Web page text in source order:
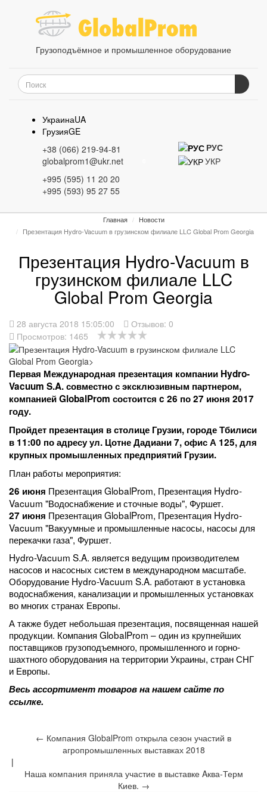
Грузоподъёмное и промышленное оборудование
УкраинаUA
ГрузияGE
+38 (066) 219-94-81
globalprom1@ukr.net
+995 (595) 11 20 20
+995 (593) 95 27 55
РУС
УКР
Главная
Новости
Презентация Hydro-Vacuum в грузинском филиале LLC Global Prom Georgia
Презентация Hydro-Vacuum в
грузинском филиале LLC
Global Prom Georgia
28 августа 2018 15:05:00 Отзывов: 0
Просмотров: 1465
Первая Международная презентация компании Hydro-
Vacuum S.A. совместно с эксклюзивным партнером,
компанией GlobalProm состоится c 26 по 27 июня 2017
году.
Пройдет презентация в столице Грузии, городе Тбилиси
в 11:00 по адресу ул. Цотне Дадиани 7, офис А 125, для
крупных промышленных предприятий Грузии.
План работы мероприятия:
26 июня Презентация GlobalProm, Презентация Hydro-
Vacuum "Водоснабжение и сточные воды", Фуршет.
27 июня Презентация GlobalProm, Презентация Hydro-
Vacuum "Вакуумные и промышленные насосы, насосы для
перекачки газа", Фуршет.
Hydro-Vacuum S.A. является ведущим производителем
насосов и насосных систем в международном масштабе.
Оборудование Hydro-Vacuum S.A. работают в установка
водоснабжения, канализации и промышленных установках
во многих странах Европы.
А также будет небольшая презентация, посвященная нашей
продукции. Компания GlobalProm – один из крупнейших
поставщиков грузоподъемного, промышленного и горно-
шахтного оборудования на территории Украины, стран СНГ
и Европы.
Весь ассортимент товаров на нашем сайте по
ссылке.
← Компания GlobalProm открыла сезон участий в
агропромышленных выставках 2018
|
Наша компания приняла участие в выставке Aква-Терм
Киев. →